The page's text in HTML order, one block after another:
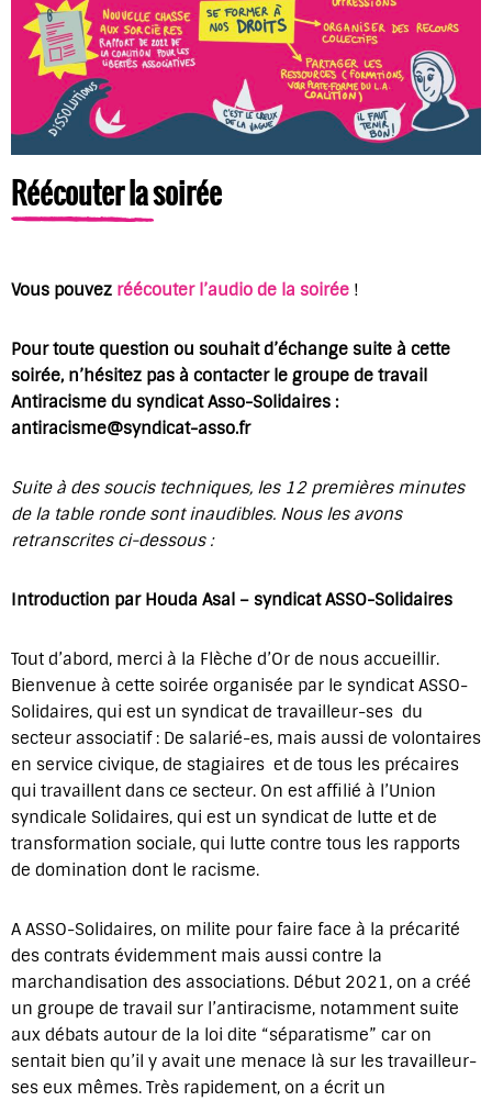
Réécouter la soirée
Vous pouvez réécouter l’audio de la soirée !
Pour toute question ou souhait d’échange suite à cette
soirée, n’hésitez pas à contacter le groupe de travail
Antiracisme du syndicat Asso-Solidaires :
antiracisme@syndicat-asso.fr
Suite à des soucis techniques, les 12 premières minutes
de la table ronde sont inaudibles. Nous les avons
retranscrites ci-dessous :
Introduction par Houda Asal – syndicat ASSO-Solidaires
Tout d’abord, merci à la Flèche d’Or de nous accueillir.
Bienvenue à cette soirée organisée par le syndicat ASSO-
Solidaires, qui est un syndicat de travailleur-ses du
secteur associatif : De salarié-es, mais aussi de volontaires
en service civique, de stagiaires et de tous les précaires
qui travaillent dans ce secteur. On est affilié à l’Union
syndicale Solidaires, qui est un syndicat de lutte et de
transformation sociale, qui lutte contre tous les rapports
de domination dont le racisme.
A ASSO-Solidaires, on milite pour faire face à la précarité
des contrats évidemment mais aussi contre la
marchandisation des associations. Début 2021, on a créé
un groupe de travail sur l’antiracisme, notamment suite
aux débats autour de la loi dite “séparatisme” car on
sentait bien qu’il y avait une menace là sur les travailleur-
ses eux mêmes. Très rapidement, on a écrit un